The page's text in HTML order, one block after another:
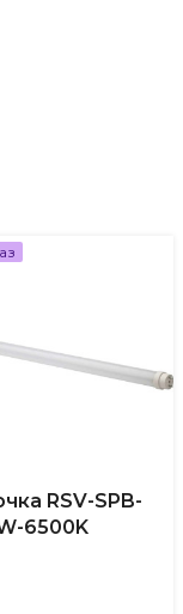
RSV-SPB-
6500K